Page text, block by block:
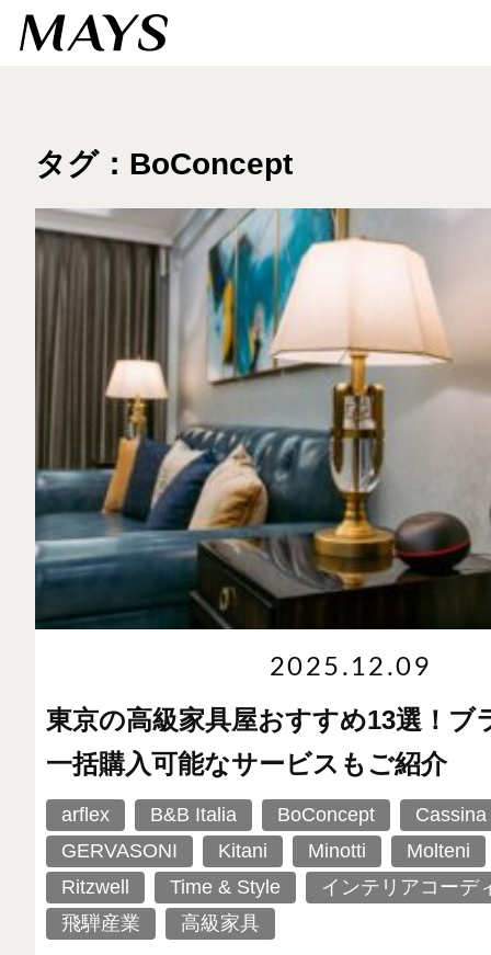
タグ：BoConcept
2025.12.09
東京の高級家具屋おすすめ13選！ブ
一括購入可能なサービスもご紹介
arflex B&B Italia BoConcept
Cassina
GERVASONI
Kitani Minotti
Molteni
Ritzwell
Time & Style
インテリアコーデ
飛騨産業
高級家具